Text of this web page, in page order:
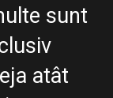
sunt
atât